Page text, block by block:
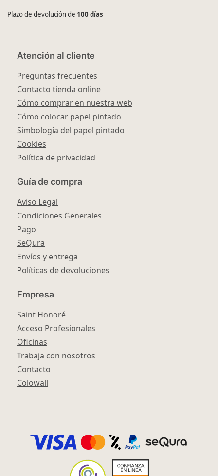
Plazo de devolución de 100 días
Atención al cliente
Preguntas frecuentes
Contacto tienda online
Cómo comprar en nuestra web
Cómo colocar papel pintado
Simbología del papel pintado
Cookies
Política de privacidad
Guía de compra
Aviso Legal
Condiciones Generales
Pago
SeQura
Envíos y entrega
Políticas de devoluciones
Empresa
Saint Honoré
Acceso Profesionales
Oficinas
Trabaja con nosotros
Contacto
Colowall